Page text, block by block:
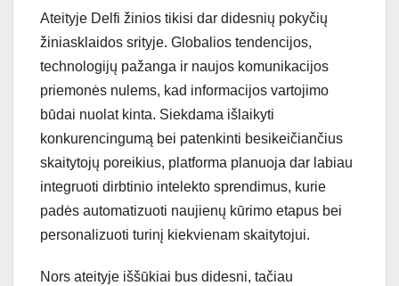
Ateityje Delfi žinios tikisi dar didesnių pokyčių
žiniasklaidos srityje. Globalios tendencijos,
technologijų pažanga ir naujos komunikacijos
priemonės nulems, kad informacijos vartojimo
būdai nuolat kinta. Siekdama išlaikyti
konkurencingumą bei patenkinti besikeičiančius
skaitytojų poreikius, platforma planuoja dar labiau
integruoti dirbtinio intelekto sprendimus, kurie
padės automatizuoti naujienų kūrimo etapus bei
personalizuoti turinį kiekvienam skaitytojui.
Nors ateityje iššūkiai bus didesni, tačiau